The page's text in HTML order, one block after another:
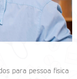
para pessoa física